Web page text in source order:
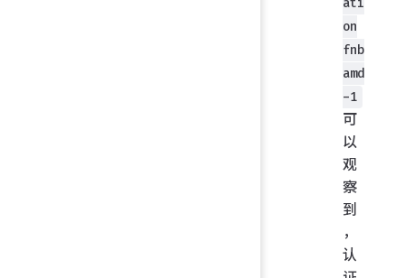
on
fnb
amd
-1
可
以
观
察
到
，
认